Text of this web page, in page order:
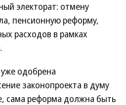
электорат: отмену
пенсионную реформу,
расходов в рамках
одобрена
законопроекта в думу
сама реформа должна быть